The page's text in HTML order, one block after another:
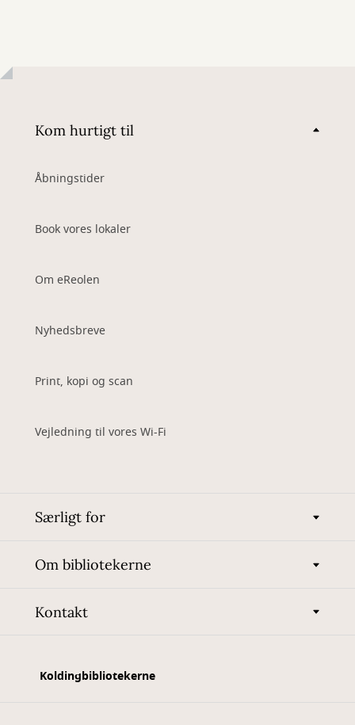
Kom hurtigt til
Åbningstider
Book vores lokaler
Om eReolen
Nyhedsbreve
Print, kopi og scan
Vejledning til vores Wi-Fi
Særligt for
Om bibliotekerne
Kontakt
Koldingbibliotekerne